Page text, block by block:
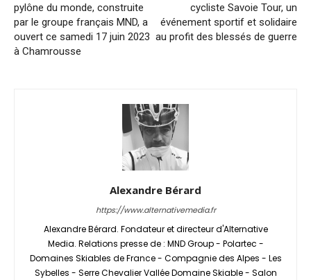
pylône du monde, construite
par le groupe français MND, a
ouvert ce samedi 17 juin 2023
à Chamrousse
cycliste Savoie Tour, un
événement sportif et solidaire
au profit des blessés de guerre
Alexandre Bérard
https://www.alternativemedia.fr
Alexandre Bérard. Fondateur et directeur d'Alternative
Media. Relations presse de : MND Group - Polartec -
Domaines Skiables de France - Compagnie des Alpes - Les
Sybelles - Serre Chevalier Vallée Domaine Skiable - Salon